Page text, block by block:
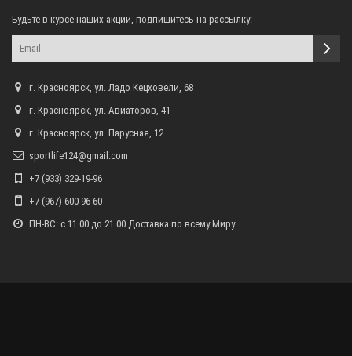
Будьте в курсе наших акций, подпишитесь на рассылку:
г. Красноярск, ул. Ладо Кецховели, 68
г. Красноярск, ул. Авиаторов, 41
г. Красноярск, ул. Парусная, 12
sportlife124@gmail.com
+7 (933) 329-19-96
+7 (967) 600-96-60
ПН-ВС: с 11.00 до 21.00 Доставка по всему Миру